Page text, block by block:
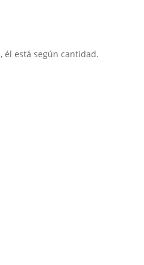
él está según cantidad.